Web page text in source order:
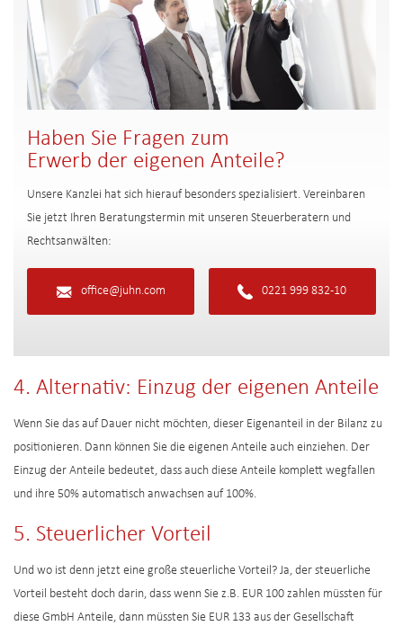
Haben Sie Fragen zum
Erwerb der eigenen Anteile?
Unsere Kanzlei hat sich hierauf besonders spezialisiert. Vereinbaren
Sie jetzt Ihren Beratungstermin mit unseren Steuerberatern und
Rechtsanwälten:
office@juhn.com 0221 999 832-10
4. Alternativ: Einzug der eigenen Anteile
Wenn Sie das auf Dauer nicht möchten, dieser Eigenanteil in der Bilanz zu
positionieren. Dann können Sie die eigenen Anteile auch einziehen. Der
Einzug der Anteile bedeutet, dass auch diese Anteile komplett wegfallen
und ihre 50% automatisch anwachsen auf 100%.
5. Steuerlicher Vorteil
Und wo ist denn jetzt eine große steuerliche Vorteil? Ja, der steuerliche
Vorteil besteht doch darin, dass wenn Sie z.B. EUR 100 zahlen müssten für
diese GmbH Anteile, dann müssten Sie EUR 133 aus der Gesellschaft